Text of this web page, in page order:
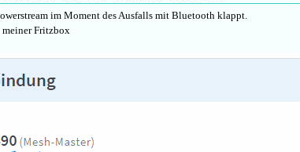
im Moment des Ausfalls mit Bluetooth klappt.
meiner Fritzbox